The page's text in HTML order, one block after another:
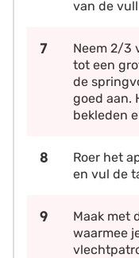
van de
Neem 2/3
tot een
de
goed aan.
bekleden
Roer het
en vul de
Maak met
waarmee